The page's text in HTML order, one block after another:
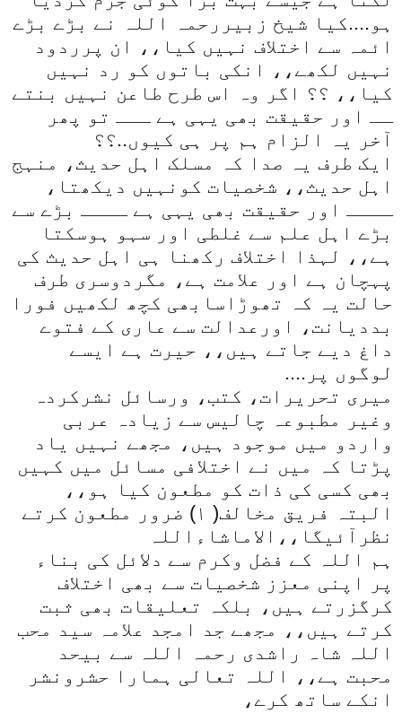
ہو....کیا شیخ زبیررحمہ اللہ نے بڑے بڑے
ائمہ سے اختلاف نہیں کیا،، ان پرردود
نہیں لکھے،، انکی باتوں کو رد نہیں
کیا،، ؟؟ اگر وہ اس طرح طاعن نہیں بنتے
ــ اور حقیقت بھی یہی ہے ـــ تو پھر
آخر یہ الزام ہم پر ہی کیوں..؟؟
ایک طرف یہ صدا کہ مسلک اہل حدیث، منہج
اہل حدیث،، شخصیات کونہیں دیکھتا،
ــــ اور حقیقت بھی یہی ہے ــــ بڑے سے
بڑے اہل علم سے غلطی اور سہو ہوسکتا
ہے،، لہذا اختلاف رکھنا ہی اہل حدیث کی
پہچان ہے اور علامت ہے، مگردوسری طرف
حالت یہ کہ تھوڑاسابھی کچھ لکھیں فورا
بددیانت، اورعدالت سے عاری کے فتوے
داغ دیے جاتے ہیں،، حیرت ہے ایسے
لوگوں پر....
میری تحریرات، کتب، ورسائل نشرکردہ
وغیر مطبوعہ چالیس سے زیادہ عربی
واردو میں موجود ہیں، مجھے نہیں یاد
پڑتا کہ میں نے اختلافی مسائل میں کہیں
بھی کسی کی ذات کو مطعون کیا ہو،،
البتہ فریق مخالف( ۱) ضرور مطعون کرتے
نظرآئیگا،،الاماشاءاللہ
ہم اللہ کے فضل وکرم سے دلائل کی بناء
پر اپنی معزز شخصیات سے بھی اختلاف
کرگزرتے ہیں، بلکہ تعلیقات بھی ثبت
کرتے ہیں،، مجھے جد امجد علامہ سید محب
اللہ شاہ راشدی رحمہ اللہ سے بیحد
محبت ہے،، اللہ تعالی ہمارا حشرونشر
انکے ساتھ کرے،